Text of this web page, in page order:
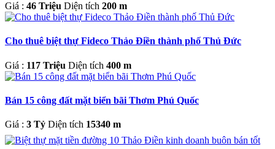
Giá : 46 Triệu Diện tích 200 m
Cho thuê biệt thự Fideco Thảo Điền thành phố Thủ Đức
Giá : 117 Triệu Diện tích 400 m
Bán 15 công đất mặt biển bãi Thơm Phú Quốc
Giá : 3 Tỷ Diện tích 15340 m